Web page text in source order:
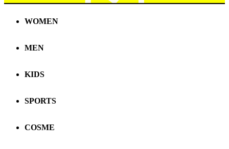
WOMEN
MEN
KIDS
SPORTS
COSME